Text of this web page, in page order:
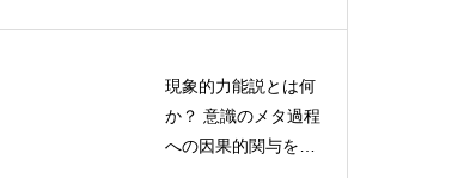
認知科学から読み解
現象的力能説とは何
か？ 意識のメタ過程
への因果的関与を検
の全体像
人間中心主義を超え
て：機械論的存在論
が示すAI・自然との